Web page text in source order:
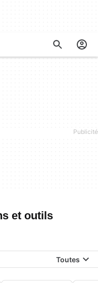
et outils
Toutes